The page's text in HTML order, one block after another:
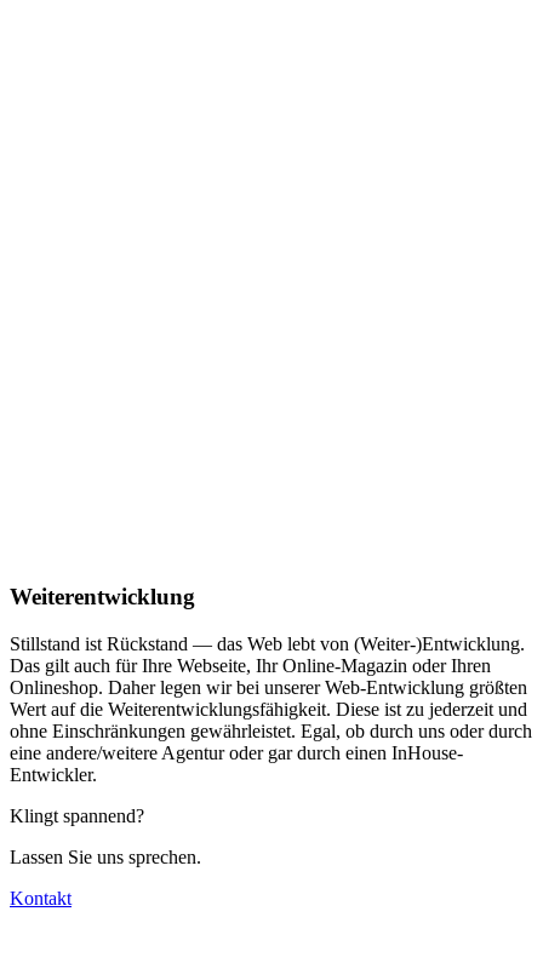
Weiterentwicklung
Stillstand ist Rückstand — das Web lebt von (Weiter-)Entwicklung.
Das gilt auch für Ihre Webseite, Ihr Online-Magazin oder Ihren
Onlineshop. Daher legen wir bei unserer Web-Entwicklung größten
Wert auf die Weiterentwicklungsfähigkeit. Diese ist zu jederzeit und
ohne Einschränkungen gewährleistet. Egal, ob durch uns oder durch
eine andere/weitere Agentur oder gar durch einen InHouse-
Entwickler.
Klingt spannend?
Lassen Sie uns sprechen.
Kontakt